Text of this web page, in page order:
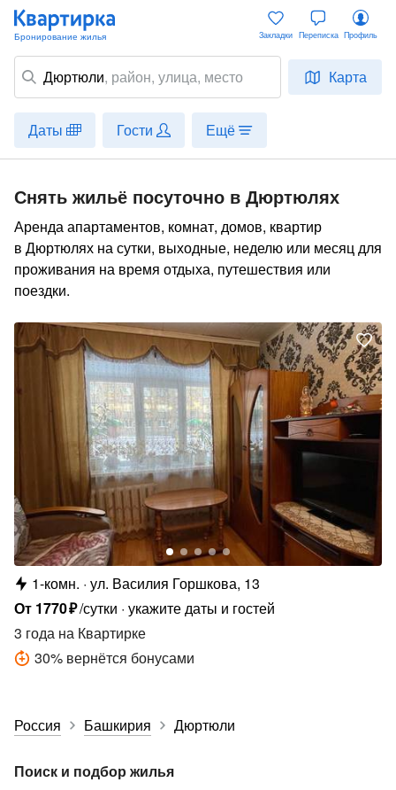
Дюртюли, район, улица, место Карта
Закладки Переписка Профиль
Даты Гости Ещё
Снять жильё посуточно в Дюртюлях
Аренда апартаментов, комнат, домов, квартир
в Дюртюлях на сутки, выходные, неделю или месяц для
проживания на время отдыха, путешествия или
поездки.
1-комн. ул. Василия Горшкова, 13
От 1770₽/сутки укажите даты и гостей
3 года на Квартирке
30% вернётся бонусами
Россия Башкирия Дюртюли
Поиск и подбор жилья